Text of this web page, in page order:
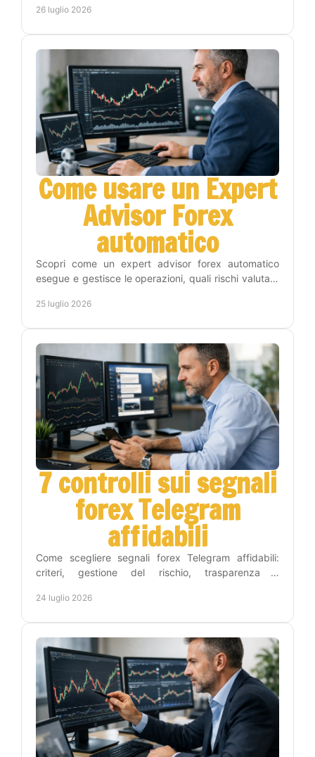
26 luglio 2026
Come usare un Expert
Advisor Forex
automatico
Scopri come un expert advisor forex automatico
esegue e gestisce le operazioni, quali rischi valutare
25 luglio 2026
7 controlli sui segnali
forex Telegram
affidabili
Come scegliere segnali forex Telegram affidabili:
criteri, gestione del rischio, trasparenza e
ogni giorno.
24 luglio 2026